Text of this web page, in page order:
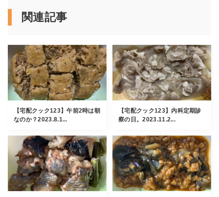
関連記事
【宅配クック123】午前2時は朝
なのか？2023.8.1...
【宅配クック123】内科定期診
察の日。2023.11.2...